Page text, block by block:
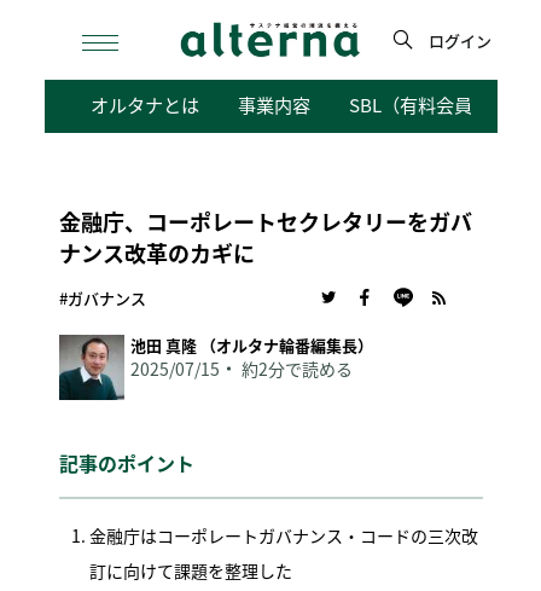
検
ログイン
オルタナとは 事業内容 SBL（有料会員向けサ
金融庁、コーポレートセクレタリーをガバ
ナンス改革のカギに
#ガバナンス
池田 真隆 （オルタナ輪番編集長）
2025/07/15 約2分で読める
記事のポイント
金融庁はコーポレートガバナンス・コードの三次改
訂に向けて課題を整理した